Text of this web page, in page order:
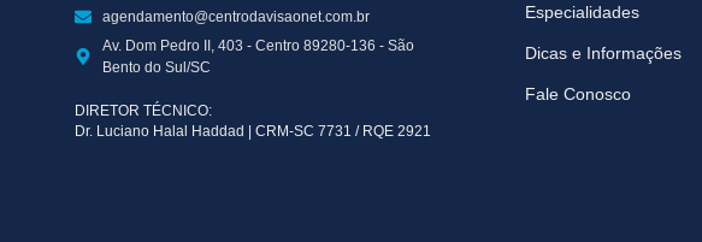
agendamento@centrodavisaonet.com.br
Av. Dom Pedro II, 403 - Centro 89280-136 - São
Bento do Sul/SC
DIRETOR TÉCNICO:
Dr. Luciano Halal Haddad | CRM-SC 7731 / RQE 2921
Especialidades
Dicas e Informações
Fale Conosco